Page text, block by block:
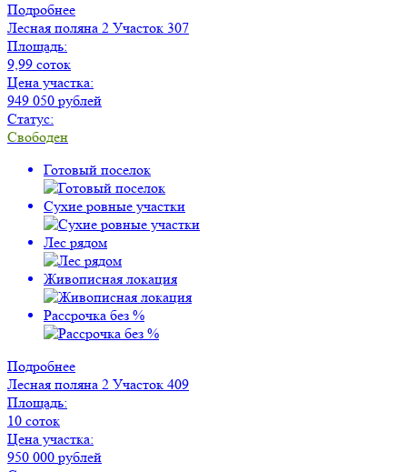
Подробнее
Лесная поляна 2 Участок 307
Площадь:
9,99 соток
Цена участка:
949 050 рублей
Статус:
Свободен
Готовый поселок
Сухие ровные участки
Лес рядом
Живописная локация
Рассрочка без %
Подробнее
Лесная поляна 2 Участок 409
Площадь:
10 соток
Цена участка:
950 000 рублей